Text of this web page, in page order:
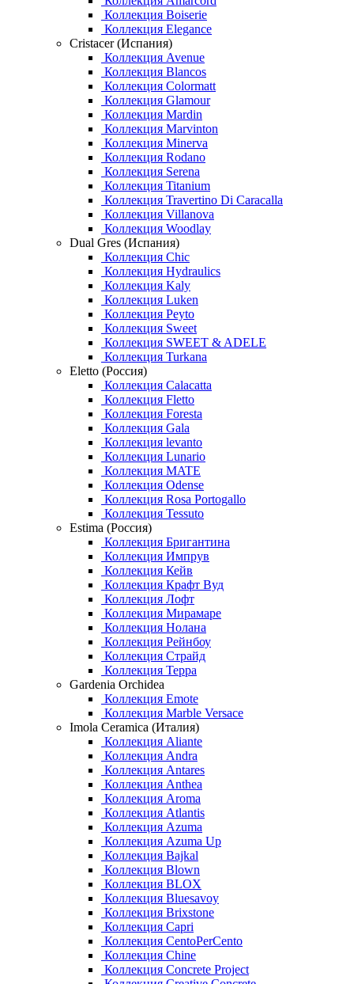
Коллекция Boiserie
Коллекция Elegance
Cristacer (Испания)
Коллекция Avenue
Коллекция Blancos
Коллекция Colormatt
Коллекция Glamour
Коллекция Mardin
Коллекция Marvinton
Коллекция Minerva
Коллекция Rodano
Коллекция Serena
Коллекция Titanium
Коллекция Travertino Di Caracalla
Коллекция Villanova
Коллекция Woodlay
Dual Gres (Испания)
Коллекция Chic
Коллекция Hydraulics
Коллекция Kaly
Коллекция Luken
Коллекция Peyto
Коллекция Sweet
Коллекция SWEET & ADELE
Коллекция Turkana
Eletto (Россия)
Коллекция Calacatta
Коллекция Fletto
Коллекция Foresta
Коллекция Gala
Коллекция levanto
Коллекция Lunario
Коллекция MATE
Коллекция Odense
Коллекция Rosa Portogallo
Коллекция Tessuto
Estima (Россия)
Коллекция Бригантина
Коллекция Импрув
Коллекция Кейв
Коллекция Крафт Вуд
Коллекция Лофт
Коллекция Мирамаре
Коллекция Нолана
Коллекция Рейнбоу
Коллекция Страйд
Коллекция Терра
Gardenia Orchidea
Коллекция Emote
Коллекция Marble Versace
Imola Ceramica (Италия)
Коллекция Aliante
Коллекция Andra
Коллекция Antares
Коллекция Anthea
Коллекция Aroma
Коллекция Atlantis
Коллекция Azuma
Коллекция Azuma Up
Коллекция Bajkal
Коллекция Blown
Коллекция BLOX
Коллекция Bluesavoy
Коллекция Brixstone
Коллекция Capri
Коллекция CentoPerCento
Коллекция Chine
Коллекция Concrete Project